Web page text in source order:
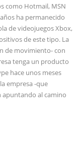
como Hotmail, MSN
ha permanecido
de videojuegos Xbox,
de este tipo. La
de movimiento- con
tenga un producto
hace unos meses
empresa -que
apuntando al camino